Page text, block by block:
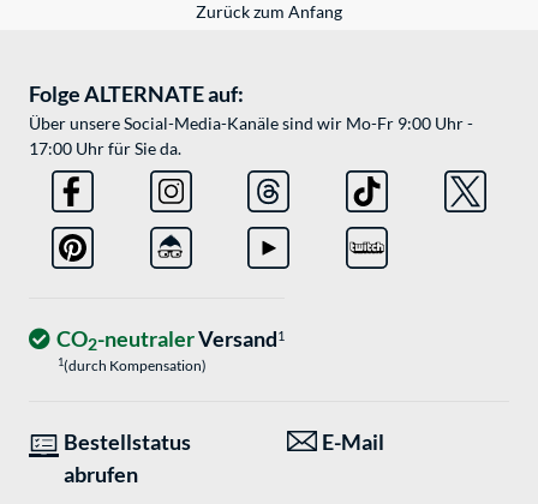
Zurück zum Anfang
Folge ALTERNATE auf:
Über unsere Social-Media-Kanäle sind wir Mo-Fr 9:00 Uhr -
17:00 Uhr für Sie da.
CO2-neutralerVersand1
1(durch Kompensation)
Bestellstatus
abrufen
E-Mail